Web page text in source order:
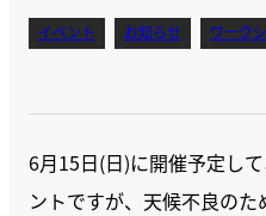
イベント お知らせ ワーク
6月15日(日)に開催予定し
ントですが、天候不良の